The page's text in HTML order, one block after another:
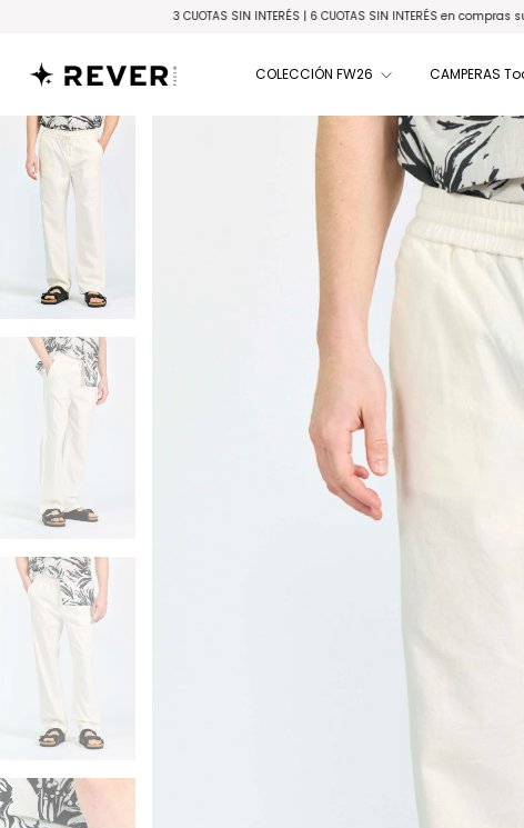
3 CUOTAS SIN INTERÉS | 6 CUOTAS SIN INTERÉS en compras superiores a
COLECCIÓN FW26 CAMPERAS